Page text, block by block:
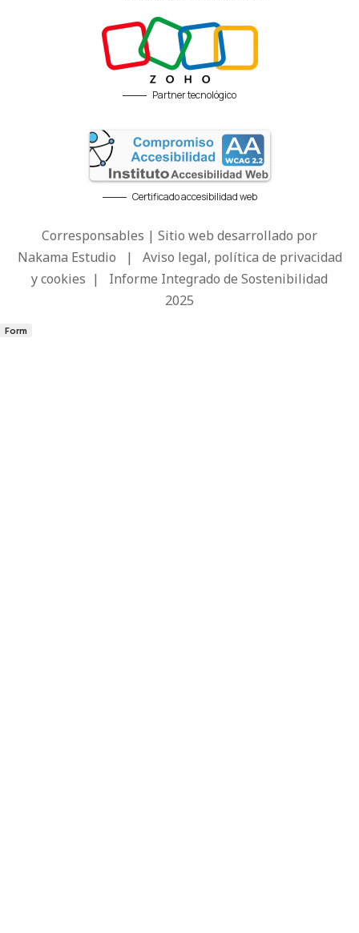
Partner tecnológico
Certificado accesibilidad web
Corresponsables | Sitio web desarrollado por
Nakama Estudio | Aviso legal, política de privacidad
y cookies | Informe Integrado de Sostenibilidad
2025
Form